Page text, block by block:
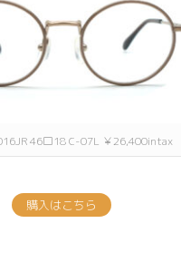
016JR 46□18 C-07L ￥26,400intax
購入はこちら